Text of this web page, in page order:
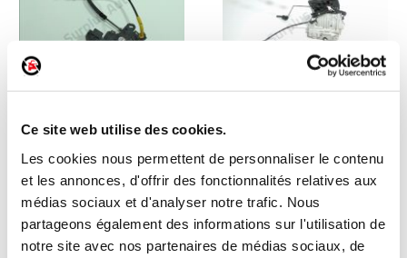
Ce site web utilise des cookies.
Les cookies nous permettent de personnaliser le contenu
et les annonces, d'offrir des fonctionnalités relatives aux
médias sociaux et d'analyser notre trafic. Nous
partageons également des informations sur l'utilisation de
notre site avec nos partenaires de médias sociaux, de
Serrure de porte arrière
droite
1 en stock
CITROEN C4 - 3 2022
91,00 € TTC
Serrure de porte avant
droite
1 en stock
MERCEDES CLASSE ML W164
2008
92,00 € TTC